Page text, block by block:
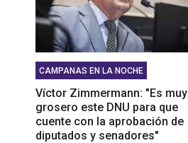
CAMPANAS EN LA NOCHE
Víctor Zimmermann: "Es muy
grosero este DNU para que
cuente con la aprobación de
diputados y senadores"